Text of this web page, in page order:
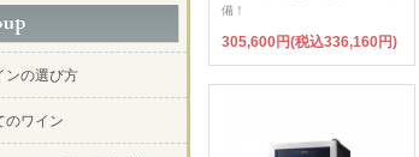
備！
305,600円(税込336,160円)
ンの選び方
のワイン